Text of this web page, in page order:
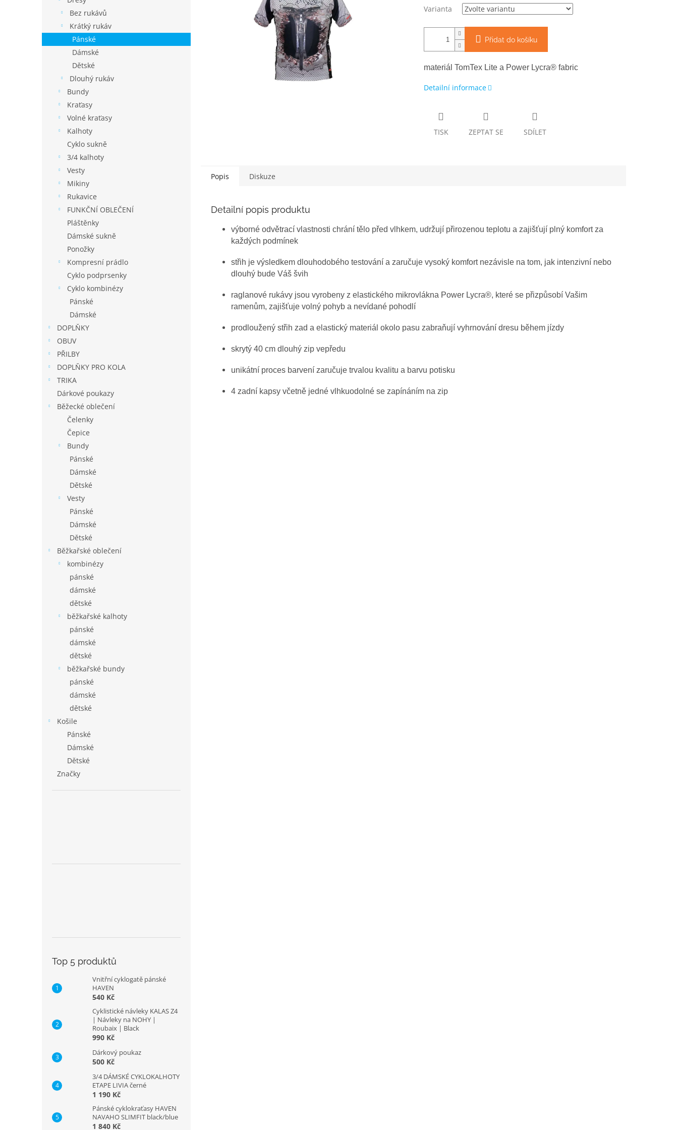
n
e
Bez rukávů
Krátký rukáv
Pánské
Dámské
Dětské
Dlouhý rukáv
Bundy
Kraťasy
Volné kraťasy
Kalhoty
Cyklo sukně
3/4 kalhoty
Vesty
Mikiny
Rukavice
FUNKČNÍ OBLEČENÍ
Pláštěnky
Dámské sukně
Ponožky
Kompresní prádlo
Cyklo podprsenky
Cyklo kombinézy
Pánské
Dámské
DOPLŇKY
OBUV
PŘILBY
DOPLŇKY PRO KOLA
TRIKA
Dárkové poukazy
Běžecké oblečení
Čelenky
Čepice
Bundy
Pánské
Dámské
Dětské
Vesty
Pánské
Dámské
Dětské
Běžkařské oblečení
kombinézy
pánské
dámské
dětské
běžkařské kalhoty
pánské
dámské
dětské
běžkařské bundy
pánské
dámské
dětské
Košile
Pánské
Dámské
Dětské
Značky
Top 5 produktů
Vnitřní cyklogatě pánské
HAVEN
540 Kč
Cyklistické návleky KALAS Z4
| Návleky na NOHY |
Roubaix | Black
990 Kč
Dárkový poukaz
500 Kč
3/4 DÁMSKÉ CYKLOKALHOTY
ETAPE LIVIA černé
1 190 Kč
Pánské cyklokraťasy HAVEN
NAVAHO SLIMFIT black/blue
1 840 Kč
Varianta
Přidat do košíku
materiál TomTex Lite a Power Lycra® fabric
Detailní informace
TISK ZEPTAT SE SDÍLET
Popis Diskuze
Detailní popis produktu
výborné odvětrací vlastnosti chrání tělo před vlhkem, udržují přirozenou teplotu a zajišťují plný komfort za
každých podmínek
střih je výsledkem dlouhodobého testování a zaručuje vysoký komfort nezávisle na tom, jak intenzivní nebo
dlouhý bude Váš švih
raglanové rukávy jsou vyrobeny z elastického mikrovlákna Power Lycra®, které se přizpůsobí Vašim
ramenům, zajišťuje volný pohyb a nevídané pohodlí
prodloužený střih zad a elastický materiál okolo pasu zabraňují vyhrnování dresu během jízdy
skrytý 40 cm dlouhý zip vepředu
unikátní proces barvení zaručuje trvalou kvalitu a barvu potisku
4 zadní kapsy včetně jedné vlhkuodolné se zapínáním na zip